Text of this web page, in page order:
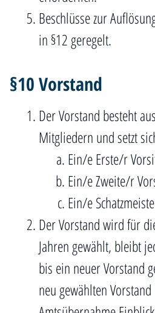
Beschlüsse zur
in §12 geregelt.
§10 Vorstand
Der Vorstand besteht
Mitgliedern und setzt
Ein/e Erste/r
Ein/e Zweite/r
Ein/e
Der Vorstand wird für
Jahren gewählt, bleibt
bis ein neuer Vorstand
neu gewählten